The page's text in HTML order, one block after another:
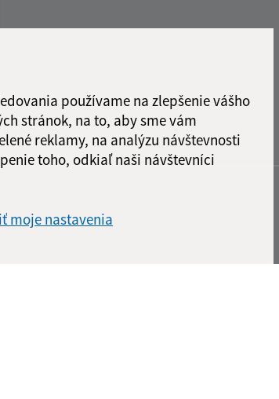
používame na zlepšenie vášho
stránok, na to, aby sme vám
reklamy, na analýzu návštevnosti
toho, odkiaľ naši návštevníci
moje nastavenia